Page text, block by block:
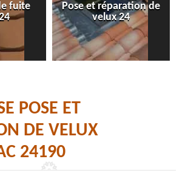
fuite
Pose et réparation de
velux 24
POSE ET
DE VELUX
24190